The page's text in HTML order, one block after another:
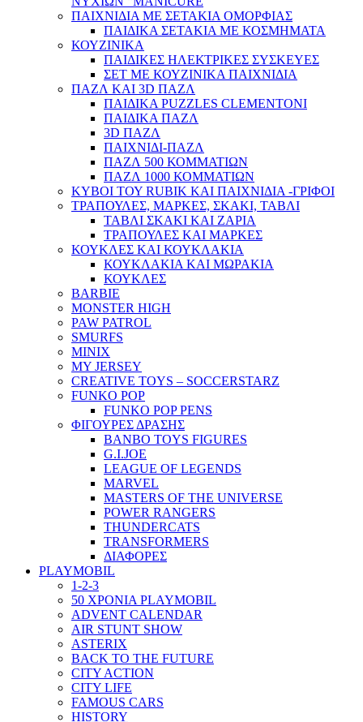
ΠΑΙΧΝΙΔΙΑ ΜΕ ΣΕΤΑΚΙΑ ΟΜΟΡΦΙΑΣ
ΠΑΙΔΙΚΑ ΣΕΤΑΚΙΑ ΜΕ ΚΟΣΜΗΜΑΤΑ
ΚΟΥΖΙΝΙΚΑ
ΠΑΙΔΙΚΕΣ ΗΛΕΚΤΡΙΚΕΣ ΣΥΣΚΕΥΕΣ
ΣΕΤ ΜΕ ΚΟΥΖΙΝΙΚΑ ΠΑΙΧΝΙΔΙΑ
ΠΑΖΛ ΚΑΙ 3D ΠΑΖΛ
ΠΑΙΔΙΚΑ PUZZLES CLEMENTONI
ΠΑΙΔΙΚΑ ΠΑΖΛ
3D ΠΑΖΛ
ΠΑΙΧΝΙΔΙ-ΠΑΖΛ
ΠΑΖΛ 500 ΚΟΜΜΑΤΙΩΝ
ΠΑΖΛ 1000 ΚΟΜΜΑΤΙΩΝ
ΚΥΒΟΙ ΤΟΥ RUBIK ΚΑΙ ΠΑΙΧΝΙΔΙΑ -ΓΡΙΦΟΙ
ΤΡΑΠΟΥΛΕΣ, ΜΑΡΚΕΣ, ΣΚΑΚΙ, ΤΑΒΛΙ
ΤΑΒΛΙ ΣΚΑΚΙ ΚΑΙ ΖΑΡΙΑ
ΤΡΑΠΟΥΛΕΣ ΚΑΙ ΜΑΡΚΕΣ
ΚΟΥΚΛΕΣ ΚΑΙ ΚΟΥΚΛΑΚΙΑ
ΚΟΥΚΛΑΚΙΑ ΚΑΙ ΜΩΡΑΚΙΑ
ΚΟΥΚΛΕΣ
BARBIE
MONSTER HIGH
PAW PATROL
SMURFS
MINIX
MY JERSEY
CREATIVE TOYS – SOCCERSTARZ
FUNKO POP
FUNKO POP PENS
ΦΙΓΟΥΡΕΣ ΔΡΑΣΗΣ
BANBO TOYS FIGURES
G.I.JOE
LEAGUE OF LEGENDS
MARVEL
MASTERS OF THE UNIVERSE
POWER RANGERS
THUNDERCATS
TRANSFORMERS
ΔΙΑΦΟΡΕΣ
PLAYMOBIL
1-2-3
50 ΧΡΟΝΙΑ PLAYMOBIL
ADVENT CALENDAR
AIR STUNT SHOW
ASTERIX
BACK TO THE FUTURE
CITY ACTION
CITY LIFE
FAMOUS CARS
HISTORY